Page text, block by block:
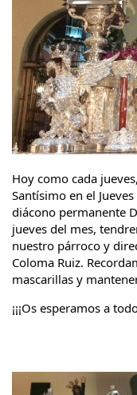
Hoy como cada
Santísimo en el
diácono permanente
jueves del mes,
nuestro párroco y
Coloma Ruiz.
mascarillas y
¡¡¡Os esperamos a